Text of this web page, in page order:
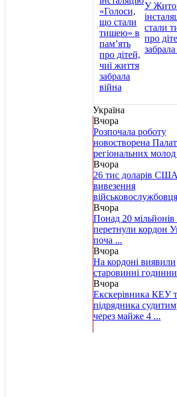
У
стали
про
Україна
Вчора
Розпочала роботу
новостворена
регіональних
Вчора
26 тис доларів
вивезення
Вчора
Понад 20 мільйонів
перетнули кордон
поча ...
Вчора
На кордоні виявили
старовинні
Вчора
Екскерівника КЕУ
підрядника
через майже 4 ...